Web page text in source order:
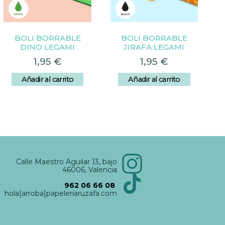
BOLI BORRABLE
DINO LEGAMI
1,95 €
Añadir al carrito
BOLI BORRABLE
JIRAFA LEGAMI
1,95 €
Añadir al carrito
Calle Maestro Aguilar 13, bajo
46006, Valencia
962 06 66 08
hola[arroba]papeleriaruzafa.com